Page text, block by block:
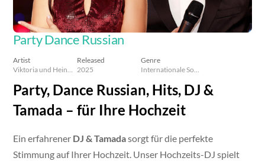
Party Dance Russian
Artist
Released
2025
Genre
Party, Dance Russian, Hits, DJ &
Tamada – für Ihre Hochzeit
Ein erfahrener DJ & Tamadasorgt für die perfekte
Stimmung auf Ihrer Hochzeit. Unser Hochzeits-DJ spielt